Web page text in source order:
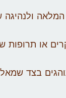
בצד